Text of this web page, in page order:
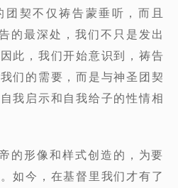
契不仅祷告蒙垂听，而且
的最深处，我们不只是发出
此，我们开始意识到，祷告
们的需要，而是与神圣团契
我启示和自我给子的性情相
的形像和样式创造的，为要
如今，在基督里我们才有了